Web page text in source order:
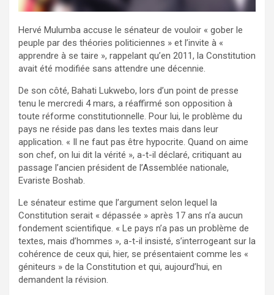
Hervé Mulumba accuse le sénateur de vouloir « gober le
peuple par des théories politiciennes » et l’invite à «
apprendre à se taire », rappelant qu’en 2011, la Constitution
avait été modifiée sans attendre une décennie.
De son côté, Bahati Lukwebo, lors d’un point de presse
tenu le mercredi 4 mars, a réaffirmé son opposition à
toute réforme constitutionnelle. Pour lui, le problème du
pays ne réside pas dans les textes mais dans leur
application. « Il ne faut pas être hypocrite. Quand on aime
son chef, on lui dit la vérité », a-t-il déclaré, critiquant au
passage l’ancien président de l’Assemblée nationale,
Evariste Boshab.
Le sénateur estime que l’argument selon lequel la
Constitution serait « dépassée » après 17 ans n’a aucun
fondement scientifique. « Le pays n’a pas un problème de
textes, mais d’hommes », a-t-il insisté, s’interrogeant sur la
cohérence de ceux qui, hier, se présentaient comme les «
géniteurs » de la Constitution et qui, aujourd’hui, en
demandent la révision.